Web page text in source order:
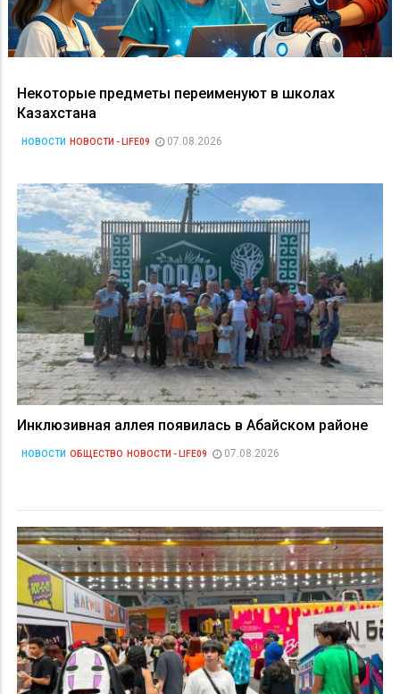
Некоторые предметы переименуют в школах
Казахстана
НОВОСТИ НОВОСТИ - LIFE09 07.08.2026
Инклюзивная аллея появилась в Абайском районе
НОВОСТИ ОБЩЕСТВО НОВОСТИ - LIFE09 07.08.2026